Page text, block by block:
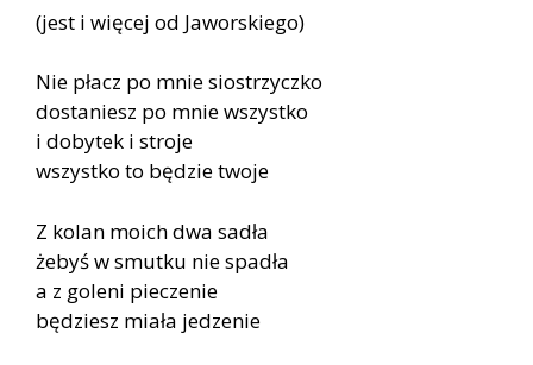
(jest i więcej od Jaworskiego)
Nie płacz po mnie siostrzyczko
dostaniesz po mnie wszystko
i dobytek i stroje
wszystko to będzie twoje
Z kolan moich dwa sadła
żebyś w smutku nie spadła
a z goleni pieczenie
będziesz miała jedzenie